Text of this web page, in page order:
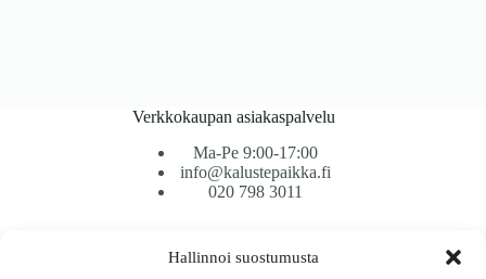
Hallinnoi suostumusta
Verkkokaupan asiakaspalvelu
Ma-Pe 9:00-17:00
info@kalustepaikka.fi
020 798 3011